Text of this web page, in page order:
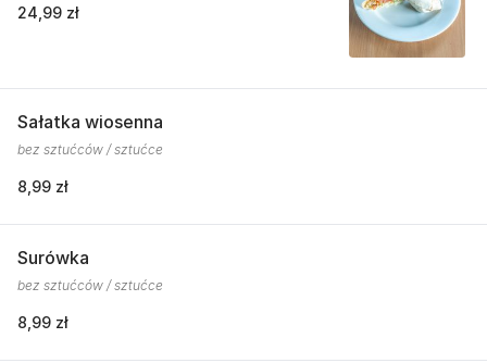
24,99 zł
Sałatka wiosenna
bez sztućców / sztućce
8,99 zł
Surówka
bez sztućców / sztućce
8,99 zł